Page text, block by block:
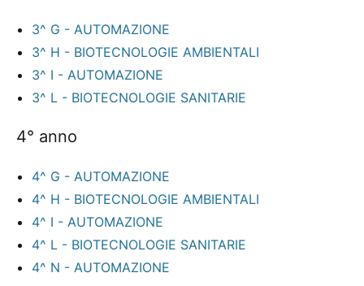
3^ G - AUTOMAZIONE
3^ H - BIOTECNOLOGIE AMBIENTALI
3^ I - AUTOMAZIONE
3^ L - BIOTECNOLOGIE SANITARIE
4° anno
4^ G - AUTOMAZIONE
4^ H - BIOTECNOLOGIE AMBIENTALI
4^ I - AUTOMAZIONE
4^ L - BIOTECNOLOGIE SANITARIE
4^ N - AUTOMAZIONE